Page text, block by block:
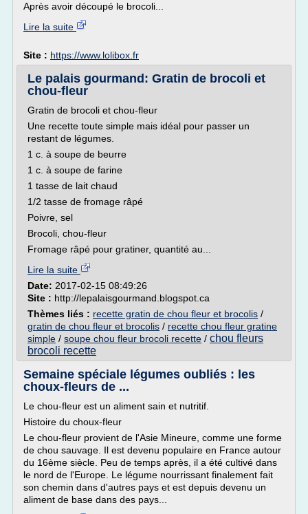
Après avoir découpé le brocoli...
Lire la suite
Site : https://www.lolibox.fr
Le palais gourmand: Gratin de brocoli et
chou-fleur
Gratin de brocoli et chou-fleur
Une recette toute simple mais idéal pour passer un
restant de légumes.
1 c. à soupe de beurre
1 c. à soupe de farine
1 tasse de lait chaud
1/2 tasse de fromage râpé
Poivre, sel
Brocoli, chou-fleur
Fromage râpé pour gratiner, quantité au...
Lire la suite
Date: 2017-02-15 08:49:26
Site : http://lepalaisgourmand.blogspot.ca
Thèmes liés : recette gratin de chou fleur et brocolis /
gratin de chou fleur et brocolis / recette chou fleur gratine
simple / soupe chou fleur brocoli recette / chou fleurs
brocoli recette
Semaine spéciale légumes oubliés : les
choux-fleurs de ...
Le chou-fleur est un aliment sain et nutritif.
Histoire du choux-fleur
Le chou-fleur provient de l'Asie Mineure, comme une forme
de chou sauvage. Il est devenu populaire en France autour
du 16ème siècle. Peu de temps après, il a été cultivé dans
le nord de l'Europe. Le légume nourrissant finalement fait
son chemin dans d'autres pays et est depuis devenu un
aliment de base dans des pays...